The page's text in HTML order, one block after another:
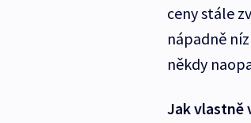
ceny stále
nápadně
někdy
Jak vlastně